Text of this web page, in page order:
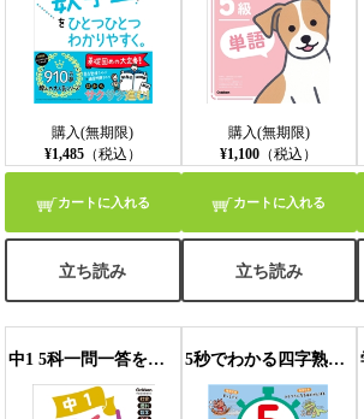
購入(無期限)
¥1,485（税込）
カートに入れる
立ち読み
購入(無期限)
¥1,100 （税込）
カートに入れる
立ち読み
中1 5科一問一答をひとつひとつわかりやすく。 5秒でわかる四字熟語図鑑